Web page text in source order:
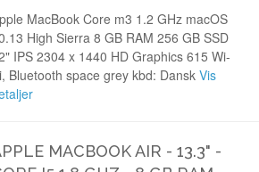
MacBook Core m3 1.2 GHz macOS
High Sierra 8 GB RAM 256 GB SSD
IPS 2304 x 1440 HD Graphics 615 Wi-
Bluetooth space grey kbd: Dansk Vis
MACBOOK AIR - 13.3" -